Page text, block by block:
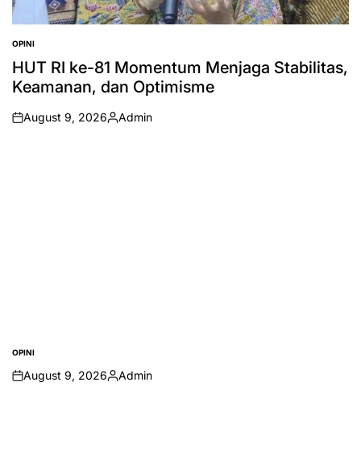
POSTED
IN
OPINI
HUT RI ke-81 Momentum Menjaga Stabilitas,
Keamanan, dan Optimisme
on
August 9, 2026
Posted
Admin
POSTED
IN
OPINI
on
August 9, 2026
Posted
Admin